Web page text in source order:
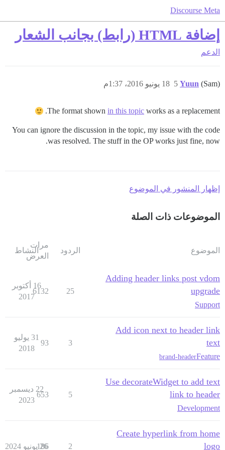
Discourse Meta
إضافة HTML (رابط) بجانب الشعار
الدعم
Yuun (Sam) 18 يونيو 2016، 1:37م 5
The format shown in this topic works as a replacement.
You can ignore the discussion in the topic, my issue with the code
was resolved. The stuff in the OP works just fine, now.
إظهار المنشور في الموضوع
الموضوعات ذات الصلة
الموضوع الردود
مرات
العرض
النشاط
Adding header links post vdom
upgrade
Support
25
6132
16 أكتوبر
2017
Add icon next to header link
text
Feature
brand-header
3
93
31 يوليو
2018
Use decorateWidget to add text
link to header
Development
5
653
22 ديسمبر
2023
Create hyperlink from home
logo
2
186
26 يونيو 2024